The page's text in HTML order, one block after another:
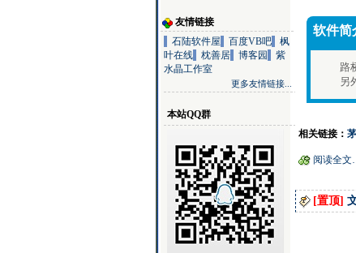
友情链接
石陆软件屋
百度VB吧
枫
叶在线
枕善居 博客园
紫
水晶工作室
更多友情链接...
本站QQ群
软件简
路
另
相关链接：
阅读全
[置顶]